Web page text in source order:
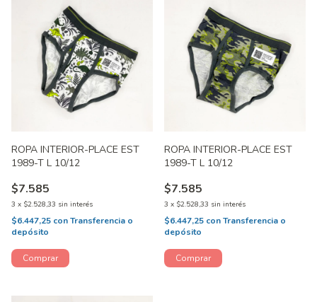
ROPA INTERIOR-PLACE EST
1989-T L 10/12
$7.585
3 x $2.528,33 sin interés
$6.447,25 conTransferencia o
depósito
ROPA INTERIOR-PLACE EST
1989-T L 10/12
$7.585
3 x $2.528,33 sin interés
$6.447,25 conTransferencia o
depósito